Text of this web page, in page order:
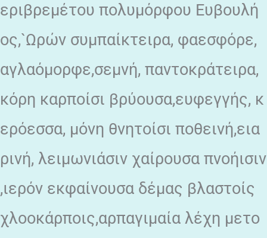
εριβρεμέτου πολυμόρφου Ευβουλή
ος,`Ωρών συμπαίκτειρα, φαεσφόρε,
αγλαόμορφε,σεμνή, παντοκράτειρα,
κόρη καρποίσι βρύουσα,ευφεγγής, κ
ερόεσσα, μόνη θνητοίσι ποθεινή,εια
ρινή, λειμωνιάσιν χαίρουσα πνοήισιν
,ιερόν εκφαίνουσα δέμας βλαστοίς
χλοοκάρποις,αρπαγιμαία λέχη μετο